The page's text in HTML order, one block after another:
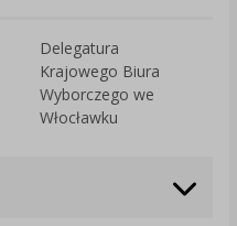
Delegatura
Krajowego Biura
Wyborczego we
Włocławku